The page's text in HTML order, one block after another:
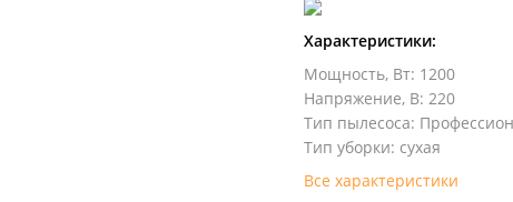
Характеристики:
Мощность, Вт: 1200
Напряжение, В: 220
Тип пылесоса:
Тип уборки: сухая
Все характеристики